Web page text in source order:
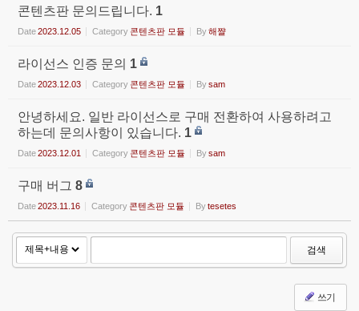
콘텐츠판 문의드립니다. 1
Date2023.12.05 Category 콘텐츠판 모듈 By해쨜
라이선스 인증 문의 1
Date2023.12.03 Category 콘텐츠판 모듈 Bysam
안녕하세요. 일반 라이선스로 구매 전환하여 사용하려고
하는데 문의사항이 있습니다. 1
Date2023.12.01 Category 콘텐츠판 모듈 Bysam
구매 버그 8
Date2023.11.16 Category 콘텐츠판 모듈 Bytesetes
검색
쓰기